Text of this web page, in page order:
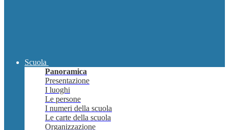
Scuola
Panoramica
Presentazione
I luoghi
Le persone
I numeri della scuola
Le carte della scuola
Organizzazione